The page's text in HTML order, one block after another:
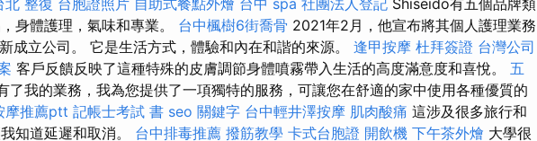
身體護理，氣味和專業。 台中楓樹6街喬骨 2021年2月，他宣布將其個人護理業務
成立公司。 它是生活方式，體驗和內在和諧​​的來源。 逢甲按摩 杜拜簽證 台灣公司
客戶反饋反映了這種特殊的皮膚調節身體噴霧帶入生活的高度滿意度和喜悅。 五
了我的業務，​​我為您提供了一項獨特的服務，可讓您在舒適的家中使用各種優質的
摩推薦ptt 記帳士考試 書 seo 關鍵字 台中輕井澤按摩 肌肉酸痛 這涉及很多旅行和
知道延遲和取消。 台中排毒推薦 撥筋教學 卡式台胞證 開飲機 下午茶外燴 大學很